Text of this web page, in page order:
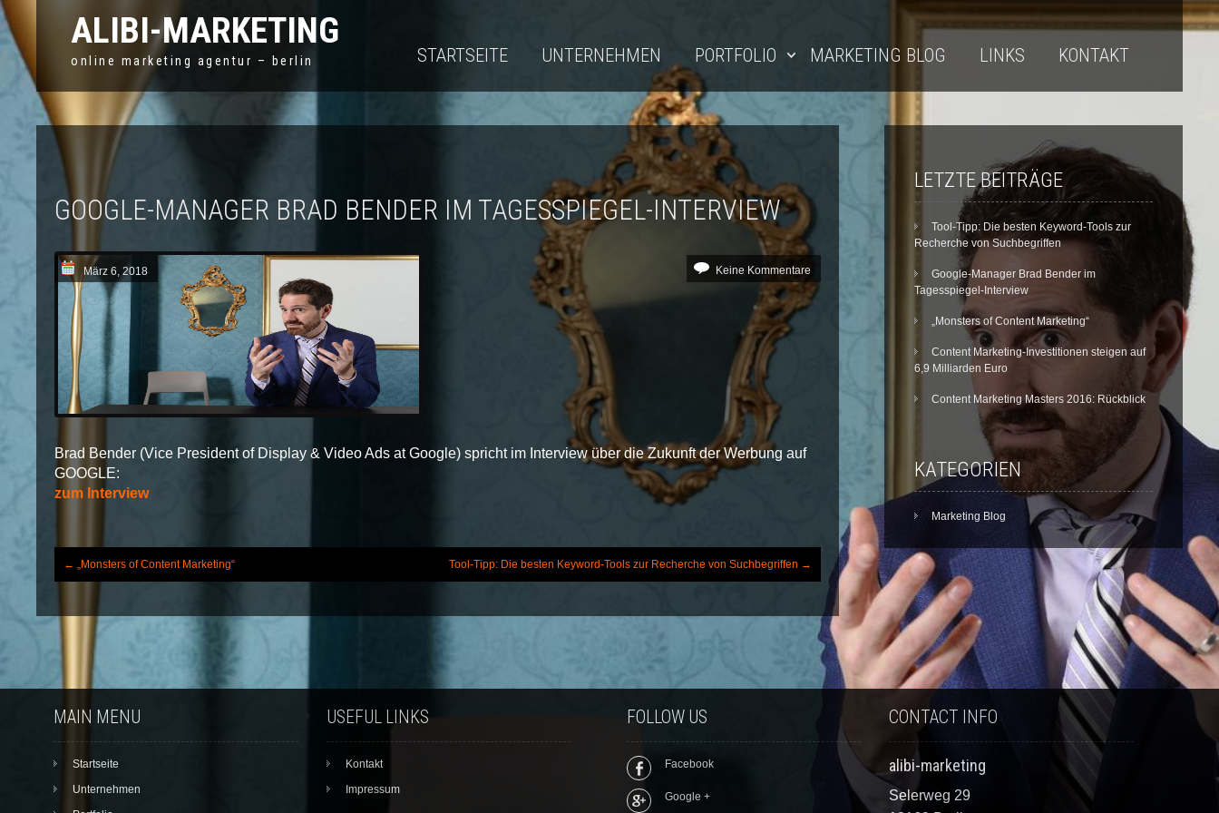
ALIBI-MARKETING
online marketing agentur – berlin STARTSEITE UNTERNEHMEN PORTFOLIO MARKETING BLOG LINKS KONTAKT
GOOGLE-MANAGER BRAD BENDER IM TAGESSPIEGEL-INTERVIEW
März 6, 2018 Keine Kommentare
Brad Bender (Vice President of Display & Video Ads at Google) spricht im Interview über die Zukunft der Werbung auf
GOOGLE:
zum Interview
Post navigation
← „Monsters of Content Marketing“ Tool-Tipp: Die besten Keyword-Tools zur Recherche von Suchbegriffen →
LETZTE BEITRÄGE
Tool-Tipp: Die besten Keyword-Tools zur
Recherche von Suchbegriffen
Google-Manager Brad Bender im
Tagesspiegel-Interview
„Monsters of Content Marketing“
Content Marketing-Investitionen steigen auf
6,9 Milliarden Euro
Content Marketing Masters 2016: Rückblick
KATEGORIEN
Marketing Blog
MAIN MENU
Startseite
Unternehmen
USEFUL LINKS
Kontakt
Impressum
FOLLOW US
Facebook
Google +
CONTACT INFO
alibi-marketing
Selerweg 29